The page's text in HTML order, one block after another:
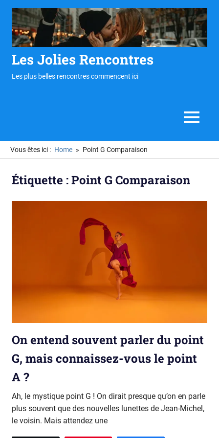
Skip
content
Les Jolies Rencontres
Les plus belles rencontres commencent ici
MENU
Vous êtes ici : Home Point G Comparaison
Étiquette :Point G Comparaison
On entend souvent parler du point
G, mais connaissez-vous le point
A ?
Ah, le mystique point G ! On dirait presque qu’on en parle
plus souvent que des nouvelles lunettes de Jean-Michel,
le voisin. Mais attendez une